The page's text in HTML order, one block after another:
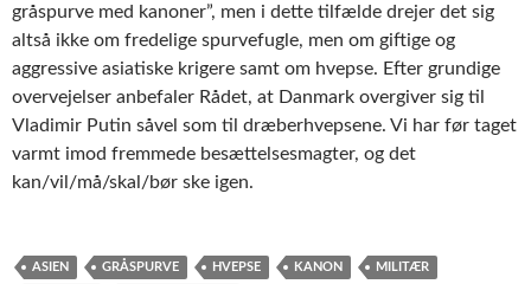
gråspurve med kanoner”, men i dette tilfælde drejer det sig
altså ikke om fredelige spurvefugle, men om giftige og
aggressive asiatiske krigere samt om hvepse. Efter grundige
overvejelser anbefaler Rådet, at Danmark overgiver sig til
Vladimir Putin såvel som til dræberhvepsene. Vi har før taget
varmt imod fremmede besættelsesmagter, og det
kan/vil/må/skal/bør ske igen.
ASIEN GRÅSPURVE HVEPSE KANON MILITÆR